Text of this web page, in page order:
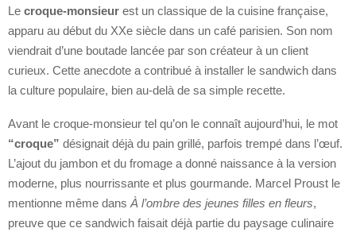
Le croque-monsieur est un classique de la cuisine française,
apparu au début du XXe siècle dans un café parisien. Son nom
viendrait d’une boutade lancée par son créateur à un client
curieux. Cette anecdote a contribué à installer le sandwich dans
la culture populaire, bien au-delà de sa simple recette.
Avant le croque-monsieur tel qu’on le connaît aujourd’hui, le mot
“croque” désignait déjà du pain grillé, parfois trempé dans l’œuf.
L’ajout du jambon et du fromage a donné naissance à la version
moderne, plus nourrissante et plus gourmande. Marcel Proust le
mentionne même dans À l’ombre des jeunes filles en fleurs,
preuve que ce sandwich faisait déjà partie du paysage culinaire